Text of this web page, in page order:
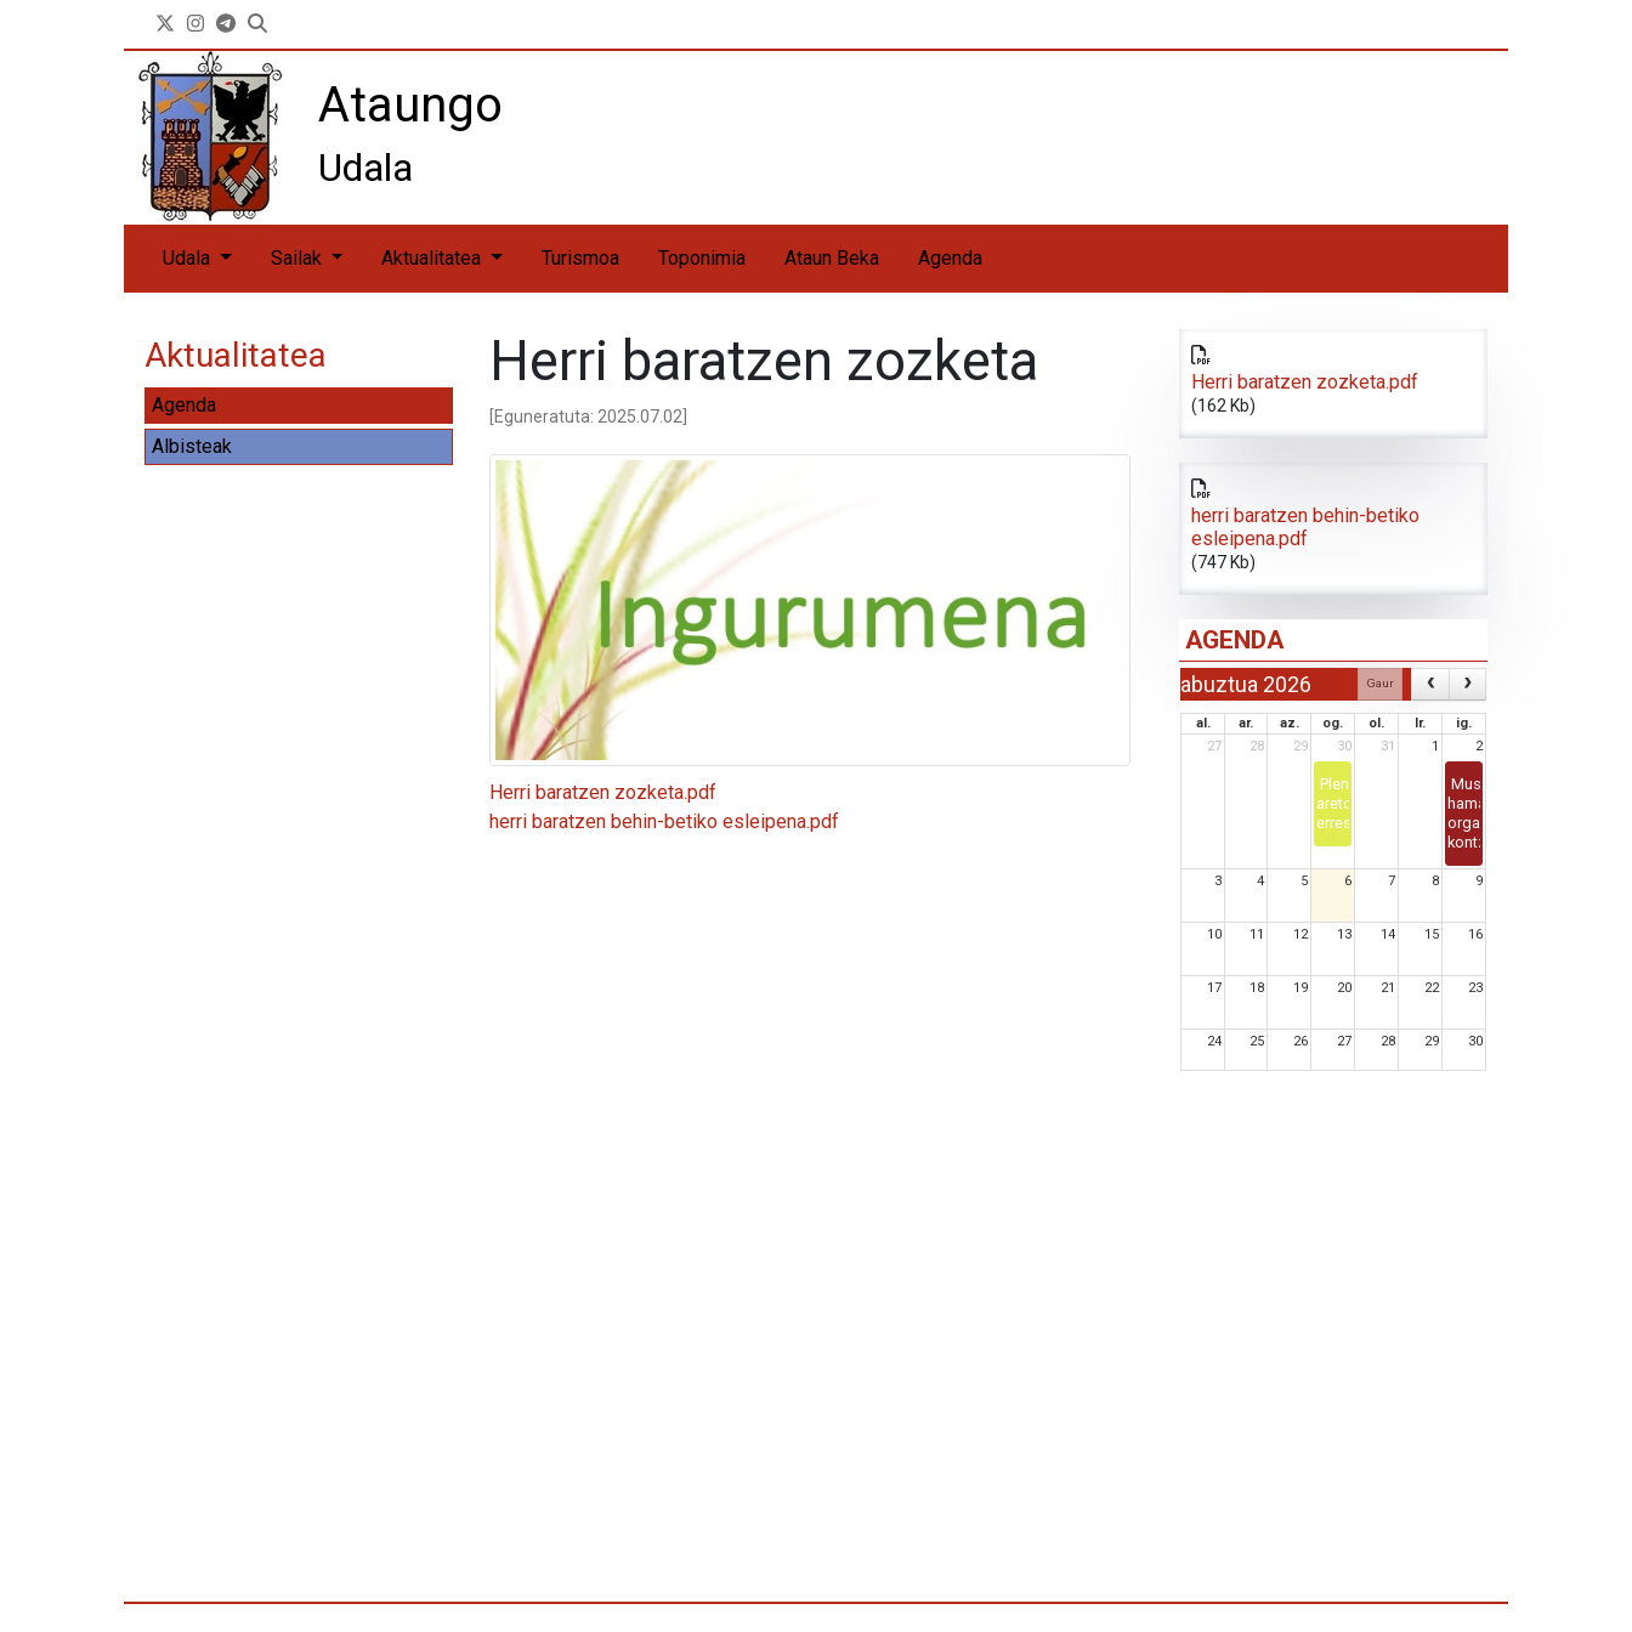
X sarea
instagram
Telegram
Ataungo
Udala
Udala Sailak Aktualitatea Turismoa Toponimia Ataun Beka Agenda
Aktualitatea
Agenda
Albisteak
Herri baratzen zozketa
[Eguneratuta: 2025.07.02]
Herri baratzen zozketa.pdf
herri baratzen behin-betiko esleipena.pdf
Herri baratzen zozketa.pdf
(162 Kb)
herri baratzen behin-betiko
esleipena.pdf
(747 Kb)
AGENDA
abuztua 2026 Gaur
al. ar. az. og. ol. lr.
ig.
27
28 29 30 31 1 2
Pleno
aretoaren
erreserba
Musika
hamabostaldiko
organo
kontzertua
3 4 5 6 7 8 9
10 11 12 13 14 15 16
17 18 19 20 21 22 23
24 25 26 27 28 29 30